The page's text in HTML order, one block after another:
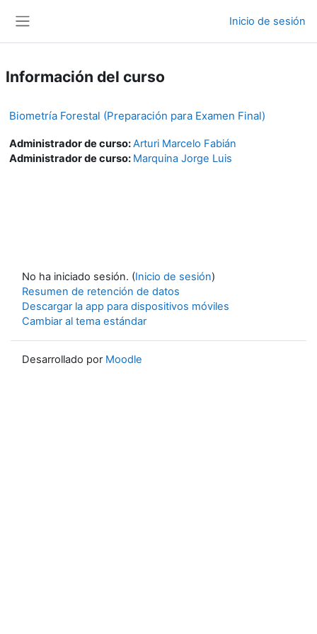
Inicio de sesión
Información del curso
Biometría Forestal (Preparación para Examen Final)
Administrador de curso:Arturi Marcelo Fabián
Administrador de curso: Marquina Jorge Luis
No ha iniciado sesión. (Inicio de sesión)
Resumen de retención de datos
Descargar la app para dispositivos móviles
Cambiar al tema estándar
Desarrollado por Moodle